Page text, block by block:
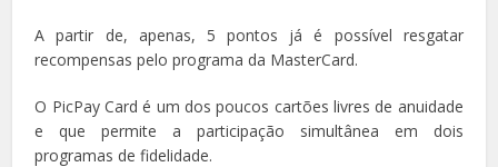
A partir de, apenas, 5 pontos já é possível resgatar
recompensas pelo programa da MasterCard.
O PicPay Card é um dos poucos cartões livres de anuidade
e que permite a participação simultânea em dois
programas de fidelidade.